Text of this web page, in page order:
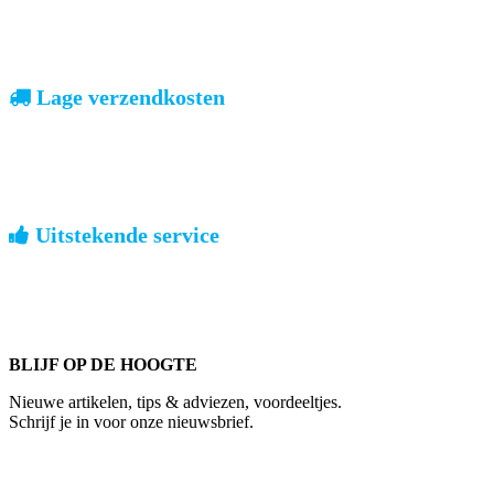
Lage verzendkosten
Uitstekende service
BLIJF OP DE HOOGTE
Nieuwe artikelen, tips & adviezen, voordeeltjes.
Schrijf je in voor onze nieuwsbrief.